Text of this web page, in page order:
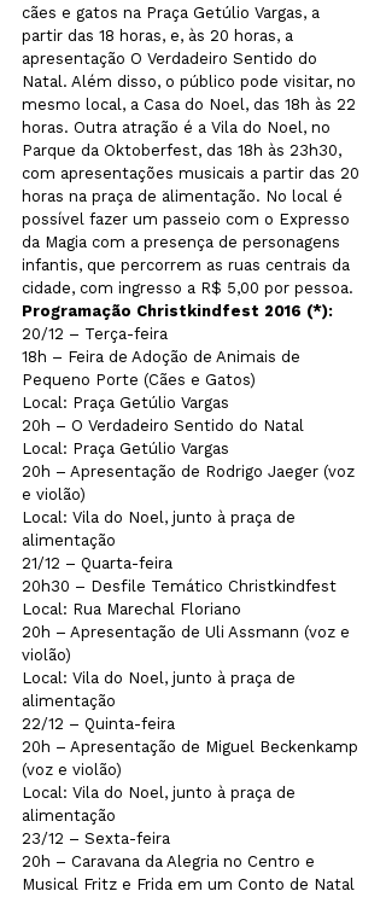
cães e gatos na Praça Getúlio Vargas, a
partir das 18 horas, e, às 20 horas, a
apresentação O Verdadeiro Sentido do
Natal. Além disso, o público pode visitar, no
mesmo local, a Casa do Noel, das 18h às 22
horas. Outra atração é a Vila do Noel, no
Parque da Oktoberfest, das 18h às 23h30,
com apresentações musicais a partir das 20
horas na praça de alimentação. No local é
possível fazer um passeio com o Expresso
da Magia com a presença de personagens
infantis, que percorrem as ruas centrais da
cidade, com ingresso a R$ 5,00 por pessoa.
Programação Christkindfest 2016 (*):
20/12 – Terça-feira
18h – Feira de Adoção de Animais de
Pequeno Porte (Cães e Gatos)
Local: Praça Getúlio Vargas
20h – O Verdadeiro Sentido do Natal
Local: Praça Getúlio Vargas
20h – Apresentação de Rodrigo Jaeger (voz
e violão)
Local: Vila do Noel, junto à praça de
alimentação
21/12 – Quarta-feira
20h30 – Desfile Temático Christkindfest
Local: Rua Marechal Floriano
20h – Apresentação de Uli Assmann (voz e
violão)
Local: Vila do Noel, junto à praça de
alimentação
22/12 – Quinta-feira
20h – Apresentação de Miguel Beckenkamp
(voz e violão)
Local: Vila do Noel, junto à praça de
alimentação
23/12 – Sexta-feira
20h – Caravana da Alegria no Centro e
Musical Fritz e Frida em um Conto de Natal